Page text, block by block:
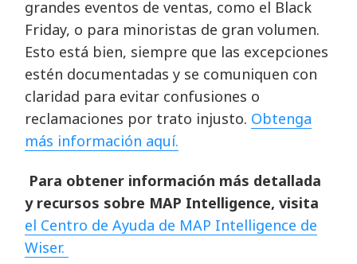
grandes eventos de ventas, como el Black
Friday, o para minoristas de gran volumen.
Esto está bien, siempre que las excepciones
estén documentadas y se comuniquen con
claridad para evitar confusiones o
reclamaciones por trato injusto. Obtenga
más información aquí.
Para obtener información más detallada
y recursos sobre MAP Intelligence, visita
el Centro de Ayuda de MAP Intelligence de
Wiser.